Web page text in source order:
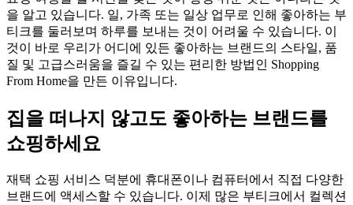
을 알고 있습니다. 일, 가족 또는 일상 업무로 인해 좋아하는 부
티크를 둘러보며 하루를 보내는 것이 어려울 수 있습니다. 이
것이 바로 우리가 어디에 있든 좋아하는 브랜드의 스타일, 품
질 및 고급스러움을 즐길 수 있는 편리한 방법인 Shopping
From Home을 만든 이유입니다.
집을 떠나지 않고도 좋아하는 브랜드를
쇼핑하세요
재택 쇼핑 서비스 덕분에 휴대폰이나 컴퓨터에서 직접 다양한
브랜드에 액세스할 수 있습니다. 이제 많은 부티크에서 컬렉션